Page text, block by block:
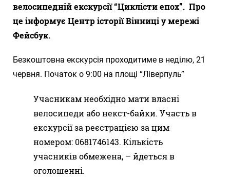
велосипедній екскурсії “Циклісти епох”. Про
це інформує Центр історії Вінниці у мережі
Фейсбук.
Безкоштовна екскурсія проходитиме в неділю, 21
червня. Початок о 9:00 на площі “Ліверпуль”
Учасникам необхідно мати власні
велосипеди або некст-байки. Участь в
екскурсії за реєстрацією за цим
номером: 0681746143. Кількість
учасників обмежена, – йдеться в
оголошенні.